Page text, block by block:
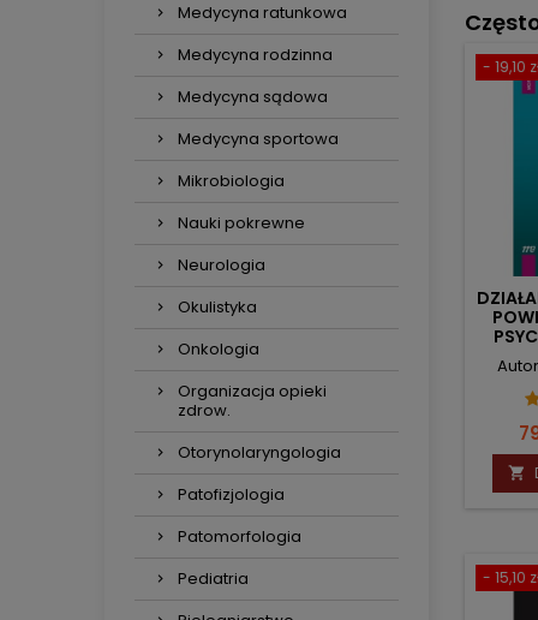
Medycyna ratunkowa
Medycyna rodzinna
Medycyna sądowa
Medycyna sportowa
Mikrobiologia
Nauki pokrewne
Neurologia
Okulistyka
Onkologia
Organizacja opieki
zdrow.
Otorynolaryngologia
Patofizjologia
Patomorfologia
Pediatria
- 19,10

- 15,10